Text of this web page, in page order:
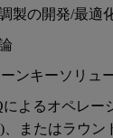
製の開発/最適
ンキーソリュ
によるオペレー
、またはラウ